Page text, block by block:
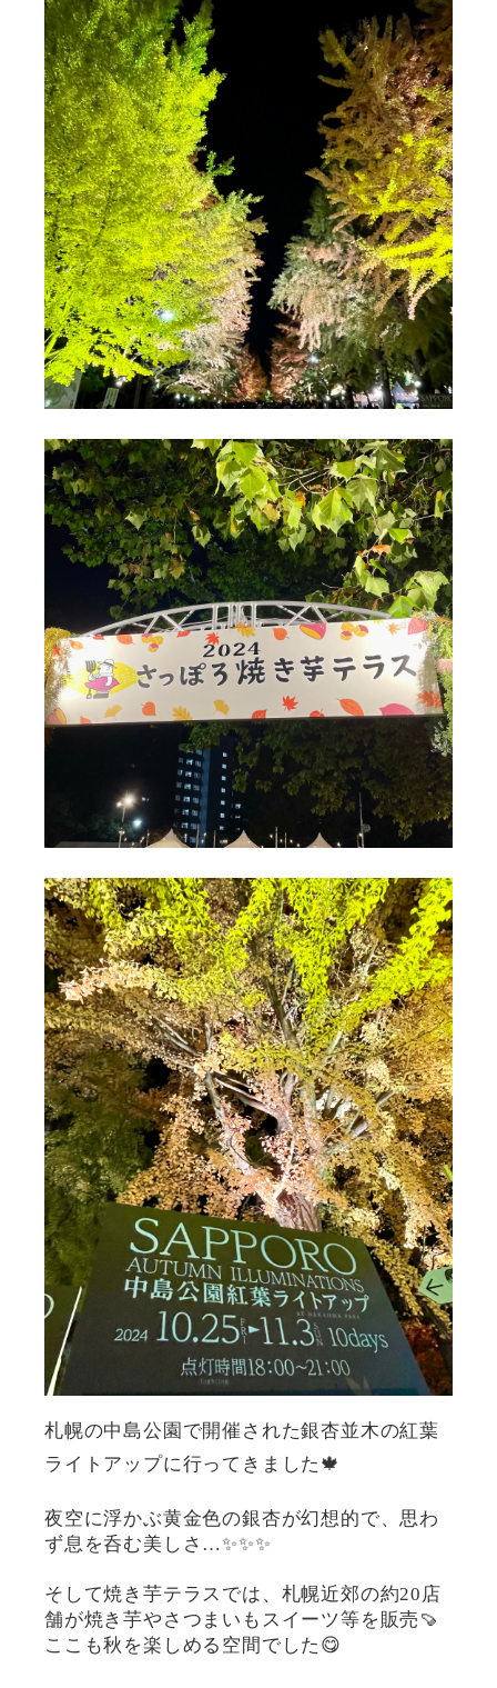
札幌の中島公園で開催された銀杏並木の紅葉
ライトアップに行ってきました🍁
夜空に浮かぶ黄金色の銀杏が幻想的で、思わ
ず息を呑む美しさ…✨✨✨
そして焼き芋テラスでは、札幌近郊の約20店
舗が焼き芋やさつまいもスイーツ等を販売🍠
ここも秋を楽しめる空間でした😋